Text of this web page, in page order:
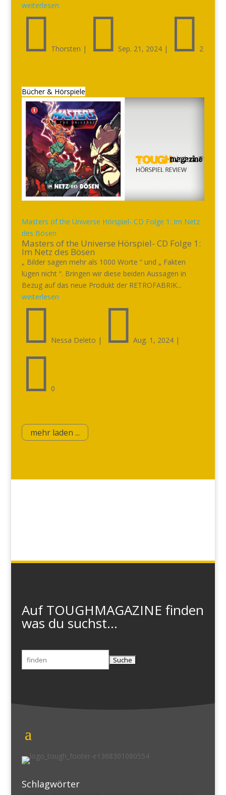
weiterlesen
 Thorsten |  Sep. 21, 2024|  2
Bücher & Hörspiele
Masters of the Universe Hörspiel- CD Folge 1: Im Netz
des Bösen
Masters of the Universe Hörspiel- CD Folge 1:
Im Netz des Bösen
„ Bilder sagen mehr als 1000 Worte “ und „ Fakten
lügen nicht “. Bringen wir diese beiden Aussagen in
Bezug auf das neue Produkt der RETROFABRIK...
weiterlesen
 Nessa Deleto |  Aug. 1, 2024|
 0
mehr laden ...
Auf TOUGHMAGAZINE finden
was du suchst...
Suchen
nach:
Schlagwörter